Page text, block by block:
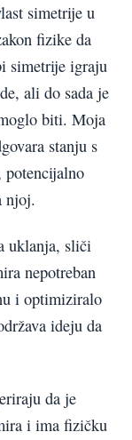
simetrije u
fizike da
simetrije igraju
ali do sada je
biti. Moja
stanju s
potencijalno
njoj.
uklanja, sliči
nepotreban
i optimiziralo
ideju da
da je
i ima fizičku